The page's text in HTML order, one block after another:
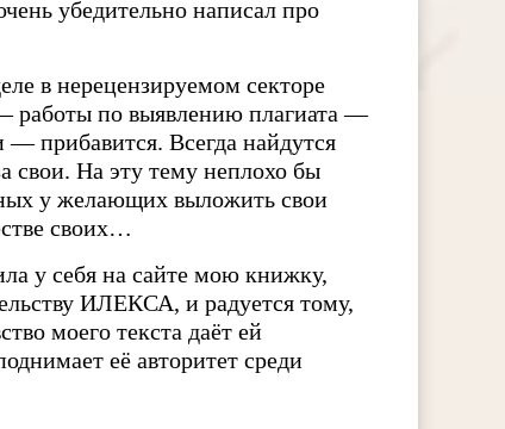
убедительно написал про
в нерецензируемом секторе
по выявлению плагиата —
— прибавится. Всегда найдутся
свои. На эту тему неплохо бы
у желающих выложить свои
своих…
у себя на сайте мою книжку,
ИЛЕКСА, и радуется тому,
моего текста даёт ей
её авторитет среди